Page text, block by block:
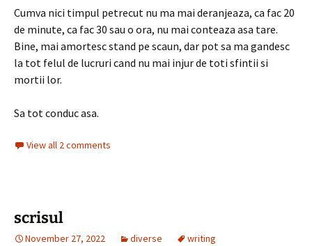
Cumva nici timpul petrecut nu ma mai deranjeaza, ca fac 20
de minute, ca fac 30 sau o ora, nu mai conteaza asa tare.
Bine, mai amortesc stand pe scaun, dar pot sa ma gandesc
la tot felul de lucruri cand nu mai injur de toti sfintii si
mortii lor.
Sa tot conduc asa.
View all 2 comments
scrisul
November 27, 2022 diverse writing